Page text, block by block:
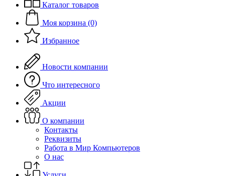
Каталог товаров
Моя корзина (0)
Избранное
Новости компании
Что интересного
Акции
О компании
Контакты
Реквизиты
Работа в Мир Компьютеров
О нас